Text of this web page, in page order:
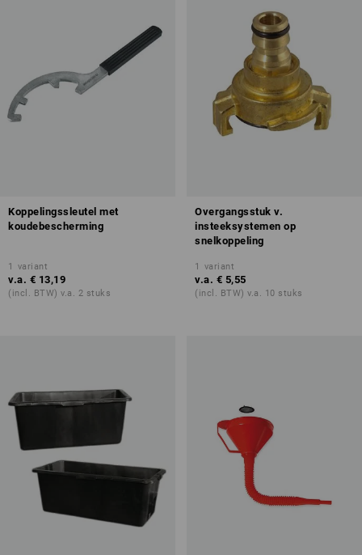
Koppelingssleutel met
koudebescherming
1 variant
v.a. € 13,19
(incl. BTW) v.a. 2 stuks
Overgangsstuk v.
insteeksystemen op
snelkoppeling
1 variant
v.a. € 5,55
(incl. BTW) v.a. 10 stuks